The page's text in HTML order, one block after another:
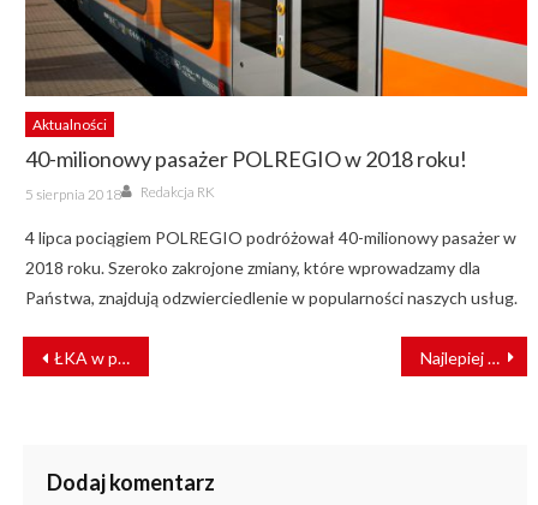
Aktualności
40-milionowy pasażer POLREGIO w 2018 roku!
Posted
on
5 sierpnia 2018 Author
Redakcja RK
4 lipca pociągiem POLREGIO podróżował 40-milionowy pasażer w
2018 roku. Szeroko zakrojone zmiany, które wprowadzamy dla
Państwa, znajdują odzwierciedlenie w popularności naszych usług.
NAWIGACJA
WPISU
ŁKA w pakiecie podróżnika Najlepiej skomunikowane miejsce w Polsce
Dodaj komentarz